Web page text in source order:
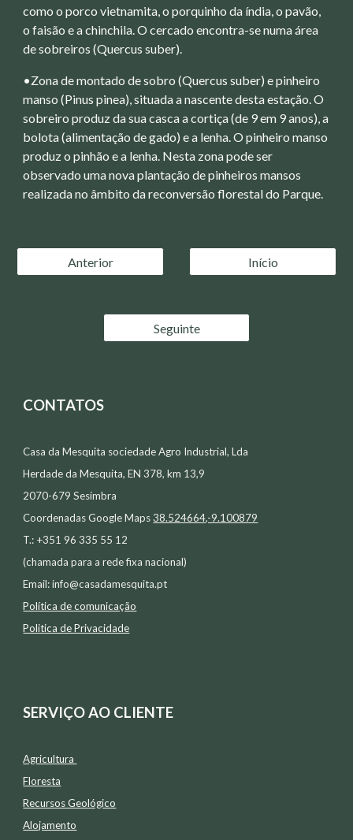
como o porco vietnamita, o porquinho da índia, o pavão,
o faisão e a chinchila. O cercado encontra-se numa área
de sobreiros (Quercus suber).
•Zona de montado de sobro (Quercus suber) e pinheiro
manso (Pinus pinea), situada a nascente desta estação. O
sobreiro produz da sua casca a cortiça (de 9 em 9 anos), a
bolota (alimentação de gado) e a lenha. O pinheiro manso
produz o pinhão e a lenha. Nesta zona pode ser
observado uma nova plantação de pinheiros mansos
realizada no âmbito da reconversão florestal do Parque.
Anterior Início
Seguinte
CONTATOS
Casa da Mesquita sociedade Agro Industrial, Lda
Herdade da Mesquita, EN 378, km 13,9
2070-679 Sesimbra
Coordenadas Google Maps38.524664,-9.100879
T.: +351 96 335 55 12
(chamada para a rede fixa nacional)
Email:info@casadamesquita.pt
Política de comunicação
Politica de Privacidade
SERVIÇO AO CLIENTE
Agricultura
Floresta
Recursos Geológico
Alojamento